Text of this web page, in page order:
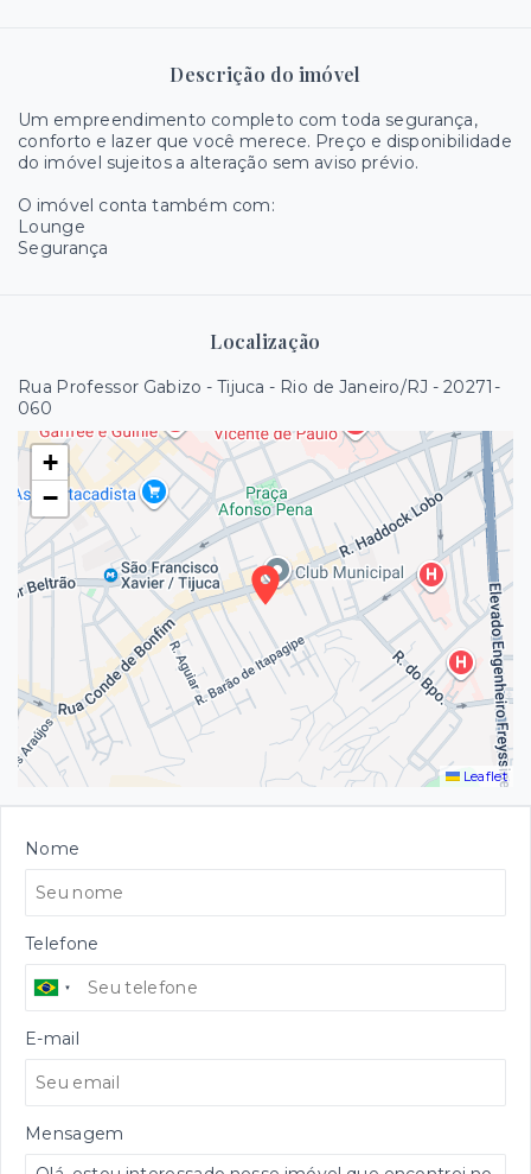
Descrição do imóvel
Um empreendimento completo com toda segurança,
conforto e lazer que você merece. Preço e disponibilidade
do imóvel sujeitos a alteração sem aviso prévio.
O imóvel conta também com:
Lounge
Segurança
Localização
Rua Professor Gabizo - Tijuca - Rio de Janeiro/RJ - 20271-
060
+
−
Leaflet
Nome
Telefone
E-mail
Mensagem